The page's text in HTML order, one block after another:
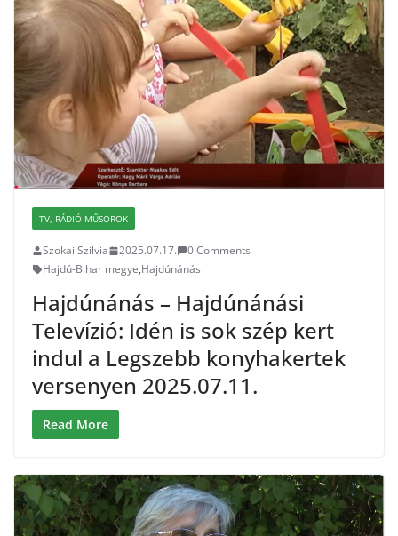
TV, RÁDIÓ MŰSOROK
Szokai Szilvia 2025.07.17.
0 Comments
Hajdú-Bihar megye,Hajdúnánás
Hajdúnánás – Hajdúnánási
Televízió: Idén is sok szép kert
indul a Legszebb konyhakertek
versenyen 2025.07.11.
Read More